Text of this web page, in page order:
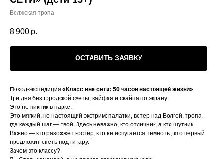
Волжская тропа
8 900 р.
ОСТАВИТЬ ЗАЯВКУ
Поход-экспедиция «Класс вне сети: 50 часов настоящей жизни»
Три дня без городской суеты, вайфая и свайпа по экрану.
Это не пикник в парке.
Это мягкий, но настоящий экстрим: палатки, ветер над Волгой, тропа,
где каждый шаг — твой. Здесь неважно, кто отличник, а кто шутник.
Важно — кто разожжёт костёр, кто не испугается темноты, кто первый
предложит спеть под гитару.
Зачем это классу?